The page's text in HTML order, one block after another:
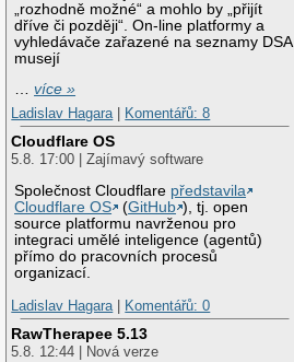
„rozhodně možné“ a mohlo by „přijít
dříve či později“. On-line platformy a
vyhledávače zařazené na seznamy DSA
musejí
…více »
Ladislav Hagara
Komentářů: 8
Cloudflare OS
5.8. 17:00 | Zajímavý software
Společnost Cloudflare představila
Cloudflare OS
(GitHub ), tj. open
source platformu navrženou pro
integraci umělé inteligence (agentů)
přímo do pracovních procesů
organizací.
Ladislav Hagara
Komentářů: 0
RawTherapee 5.13
5.8. 12:44 | Nová verze